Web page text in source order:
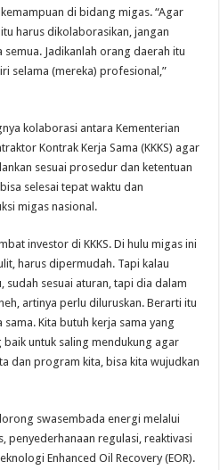
di bidang migas. “Agar
harus dikolaborasikan, jangan
Jadikanlah orang daerah itu
selama (mereka) profesional,”
kolaborasi antara Kementerian
Kontrak Kerja Sama (KKKS) agar
sesuai prosedur dan ketentuan
selesai tepat waktu dan
migas nasional.
investor di KKKS. Di hulu migas ini
harus dipermudah. Tapi kalau
sudah sesuai aturan, tapi dia dalam
artinya perlu diluruskan. Berarti itu
Kita butuh kerja sama yang
untuk saling mendukung agar
dan program kita, bisa kita wujudkan
swasembada energi melalui
penyederhanaan regulasi, reaktivasi
Enhanced Oil Recovery (EOR).